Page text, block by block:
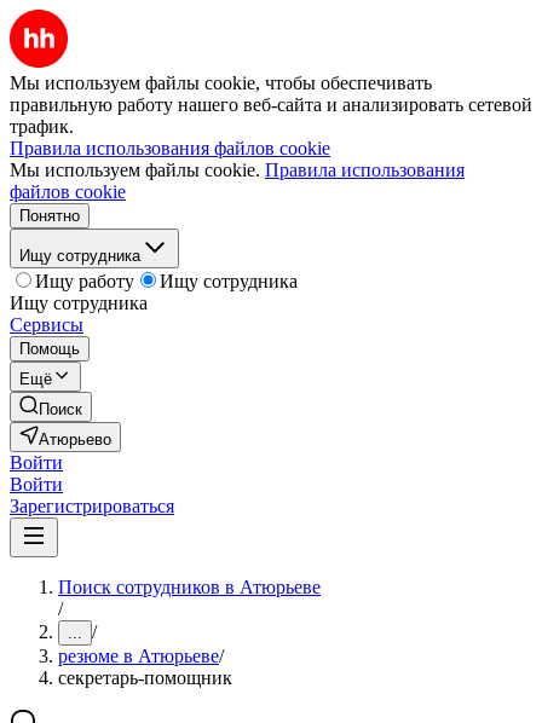
Мы используем файлы cookie, чтобы обеспечивать
правильную работу нашего веб-сайта и анализировать сетевой
трафик.
Правила использования файлов cookie
Мы используем файлы cookie. Правила использования
файлов cookie
Понятно
Ищу сотрудника
Ищу работу
Ищу сотрудника
Ищу сотрудника
Сервисы
Помощь
Ещё
Поиск
Атюрьево
Войти
Войти
Зарегистрироваться
Поиск сотрудников в Атюрьеве
/
... /
резюме в Атюрьеве/
секретарь-помощник